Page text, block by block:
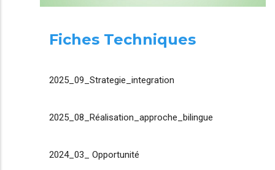
Fiches Techniques
2025_09_Strategie_integration
2025_08_Réalisation_approche_bilingue
2024_03_ Opportunité